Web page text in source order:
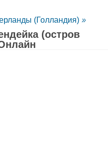
(Голландия) »
(остров